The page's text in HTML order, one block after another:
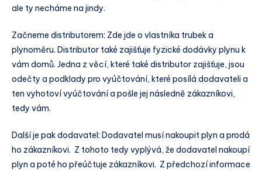
ale ty necháme na jindy.
Začneme distributorem: Zde jde o vlastníka trubek a
plynoměru. Distributor také zajišťuje fyzické dodávky plynu k
vám domů. Jedna z věcí, které také distributor zajišťuje, jsou
odečty a podklady pro vyúčtování, které posílá dodavateli a
ten vyhotoví vyúčtování a pošle jej následně zákazníkovi,
tedy vám.
Další je pak dodavatel: Dodavatel musí nakoupit plyn a prodá
ho zákazníkovi. Z tohoto tedy vyplývá, že dodavatel nakoupí
plyn a poté ho přeúčtuje zákazníkovi. Z předchozí informace